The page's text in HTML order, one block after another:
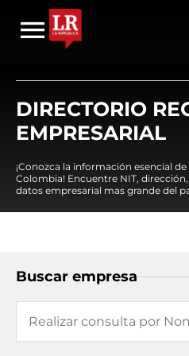
DIRECTORIO
EMPRESARIAL
¡Conozca la información esencial
Colombia! Encuentre NIT,
datos empresarial mas grande del
Buscar empresa